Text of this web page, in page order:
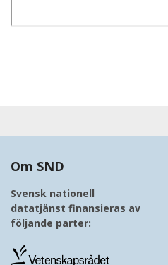
Om SND
Svensk nationell
datatjänst finansieras av
följande parter: